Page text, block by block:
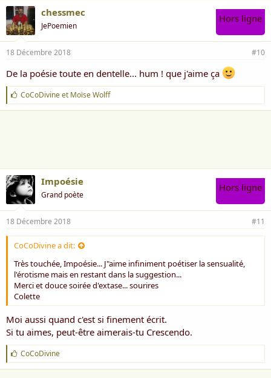
chessmec
JePoemien
Hors ligne
18 Décembre 2018 #10
De la poésie toute en dentelle... hum ! que j'aime ça
J
'
a
CoCoDivineet Moïse Wolff
Impoésie
Grand poète
Hors ligne
18 Décembre 2018 #11
CoCoDivine a dit:
Très touchée, Impoésie... J"aime infiniment poétiser la sensualité,
l'érotisme mais en restant dans la suggestion...
Merci et douce soirée d'extase... sourires
Colette
Moi aussi quand c'est si finement écrit.
Si tu aimes, peut-être aimerais-tu Crescendo.
J
'
a
CoCoDivine